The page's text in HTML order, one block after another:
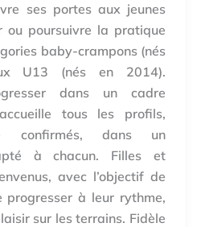
ses portes aux jeunes
ou poursuivre la pratique
baby-crampons (nés
U13 (nés en 2014).
dans un cadre
tous les profils,
confirmés, dans un
à chacun. Filles et
avec l’objectif de
à leur rythme,
sur les terrains. Fidèle